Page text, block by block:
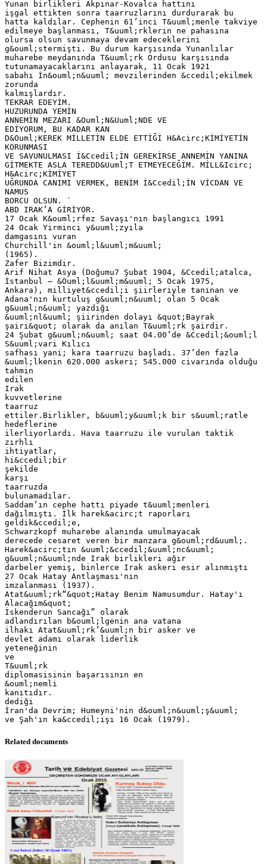
Yunan birlikleri Akpınar-Kovalca hattını
işgal ettikten sonra taarruzlarını durdurarak bu
hatta kaldılar. Cephenin 61’inci T&uuml;menle takviye
edilmeye başlanması, T&uuml;rklerin ne pahasına
olursa olsun savunmaya devam edeceklerini
g&ouml;stermişti. Bu durum karşısında Yunanlılar
muharebe meydanında T&uuml;rk Ordusu karşısında
tutunamayacaklarını anlayarak, 11 Ocak 1921
sabahı İn&ouml;n&uuml; mevzilerinden &ccedil;ekilmek
zorunda
kalmışlardır.
TEKRAR EDEYİM.
HUZURUNDA YEMİN
ANNEMİN MEZARI &Ouml;N&Uuml;NDE VE
EDİYORUM, BU KADAR KAN
D&Ouml;KEREK MİLLETİN ELDE ETTİĞİ H&Acirc;KİMİYETİN
KORUNMASI
VE SAVUNULMASI İ&Ccedil;İN GEREKİRSE ANNEMİN YANINA
GİTMEKTE ASLA TEREDD&Uuml;T ETMEYECEĞİM. MİLL&Icirc;
H&Acirc;KİMİYET
UĞRUNDA CANIMI VERMEK, BENİM İ&Ccedil;İN VİCDAN VE
NAMUS
BORCU OLSUN. `
ABD IRAK’A GİRİYOR.
17 Ocak K&ouml;rfez Savaşı'nın başlangıcı 1991
24 Ocak Yirminci y&uuml;zyıla
damgasını vuran
Churchill'in &ouml;l&uuml;m&uuml;
(1965).
Zafer Bizimdir.
Arif Nihat Asya (Doğumu7 Şubat 1904, &Ccedil;atalca,
İstanbul – &Ouml;l&uuml;m&uuml; 5 Ocak 1975,
Ankara), milliyet&ccedil;i şiirleriyle tanınan ve
Adana'nın kurtuluş g&uuml;n&uuml; olan 5 Ocak
g&uuml;n&uuml; yazdığı
&uuml;nl&uuml; şiirinden dolayı &quot;Bayrak
şairi&quot; olarak da anılan T&uuml;rk şairdir.
24 Şubat g&uuml;n&uuml; saat 04.00’de &Ccedil;&ouml;l
S&uuml;vari Kılıcı
safhası yani; kara taarruzu başladı. 37’den fazla
&uuml;lkenin 620.000 askeri; 545.000 civarında olduğu
tahmin
edilen
Irak
kuvvetlerine
taarruz
ettiler.Birlikler, b&uuml;y&uuml;k bir s&uuml;ratle
hedeflerine
ilerliyorlardı. Hava taarruzu ile vurulan taktik
zırhlı
ihtiyatlar,
hi&ccedil;bir
şekilde
karşı
taarruzda
bulunamadılar.
Saddam’ın cephe hattı piyade t&uuml;menleri
dağılmıştı. İlk harek&acirc;t raporları
geldik&ccedil;e,
Schwarzkopf muharebe alanında umulmayacak
derecede cesaret veren bir manzara g&ouml;rd&uuml;.
Harek&acirc;tın &uuml;&ccedil;&uuml;nc&uuml;
g&uuml;n&uuml;nde Irak birlikleri ağır
darbeler yemiş, binlerce Irak askeri esir alınmıştı
27 Ocak Hatay Antlaşması'nın
imzalanması (1937).
Atat&uuml;rk“&quot;Hatay Benim Namusumdur. Hatay'ı
Alacağım&quot;
İskenderun Sancağı” olarak
adlandırılan b&ouml;lgenin ana vatana
ilhakı Atat&uuml;rk’&uuml;n bir asker ve
devlet adamı olarak liderlik
yeteneğinin
ve
T&uuml;rk
diplomasisinin başarısının en
&ouml;nemli
kanıtıdır.
dediği
İran'da Devrim; Humeyni'nin d&ouml;n&uuml;ş&uuml;
Related documents